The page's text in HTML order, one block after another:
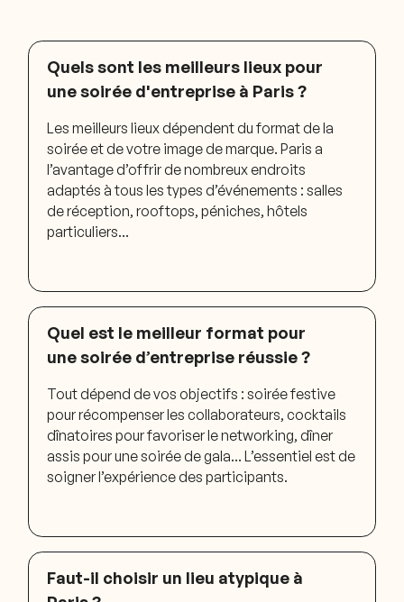
Quels sont les meilleurs lieux pour
une soirée d'entreprise à Paris ?
Les meilleurs lieux dépendent du format de la
soirée et de votre image de marque. Paris a
l’avantage d’offrir de nombreux endroits
adaptés à tous les types d’événements : salles
de réception, rooftops, péniches, hôtels
particuliers…
Quel est le meilleur format pour
une soirée d’entreprise réussie ?
Tout dépend de vos objectifs : soirée festive
pour récompenser les collaborateurs, cocktails
dînatoires pour favoriser le networking, dîner
assis pour une soirée de gala… L’essentiel est de
soigner l’expérience des participants.
Faut-il choisir un lieu atypique à